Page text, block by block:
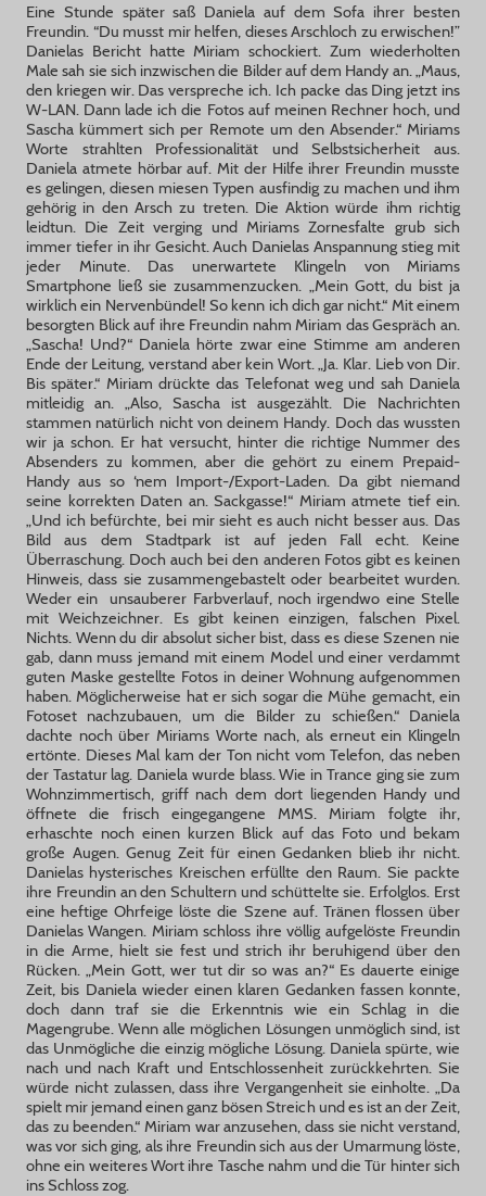
Eine Stunde später saß Daniela auf dem Sofa ihrer besten
Freundin. “Du musst mir helfen, dieses Arschloch zu erwischen!”
Danielas Bericht hatte Miriam schockiert. Zum wiederholten
Male sah sie sich inzwischen die Bilder auf dem Handy an. „Maus,
den kriegen wir. Das verspreche ich. Ich packe das Ding jetzt ins
W-LAN. Dann lade ich die Fotos auf meinen Rechner hoch, und
Sascha kümmert sich per Remote um den Absender.“ Miriams
Worte strahlten Professionalität und Selbstsicherheit aus.
Daniela atmete hörbar auf. Mit der Hilfe ihrer Freundin musste
es gelingen, diesen miesen Typen ausfindig zu machen und ihm
gehörig in den Arsch zu treten. Die Aktion würde ihm richtig
leidtun. Die Zeit verging und Miriams Zornesfalte grub sich
immer tiefer in ihr Gesicht. Auch Danielas Anspannung stieg mit
jeder Minute. Das unerwartete Klingeln von Miriams
Smartphone ließ sie zusammenzucken. „Mein Gott, du bist ja
wirklich ein Nervenbündel! So kenn ich dich gar nicht.“ Mit einem
besorgten Blick auf ihre Freundin nahm Miriam das Gespräch an.
„Sascha! Und?“ Daniela hörte zwar eine Stimme am anderen
Ende der Leitung, verstand aber kein Wort. „Ja. Klar. Lieb von Dir.
Bis später.“ Miriam drückte das Telefonat weg und sah Daniela
mitleidig an. „Also, Sascha ist ausgezählt. Die Nachrichten
stammen natürlich nicht von deinem Handy. Doch das wussten
wir ja schon. Er hat versucht, hinter die richtige Nummer des
Absenders zu kommen, aber die gehört zu einem Prepaid-
Handy aus so ‘nem Import-/Export-Laden. Da gibt niemand
seine korrekten Daten an. Sackgasse!“ Miriam atmete tief ein.
„Und ich befürchte, bei mir sieht es auch nicht besser aus. Das
Bild aus dem Stadtpark ist auf jeden Fall echt. Keine
Überraschung. Doch auch bei den anderen Fotos gibt es keinen
Hinweis, dass sie zusammengebastelt oder bearbeitet wurden.
Weder ein unsauberer Farbverlauf, noch irgendwo eine Stelle
mit Weichzeichner. Es gibt keinen einzigen, falschen Pixel.
Nichts. Wenn du dir absolut sicher bist, dass es diese Szenen nie
gab, dann muss jemand mit einem Model und einer verdammt
guten Maske gestellte Fotos in deiner Wohnung aufgenommen
haben. Möglicherweise hat er sich sogar die Mühe gemacht, ein
Fotoset nachzubauen, um die Bilder zu schießen.“ Daniela
dachte noch über Miriams Worte nach, als erneut ein Klingeln
ertönte. Dieses Mal kam der Ton nicht vom Telefon, das neben
der Tastatur lag. Daniela wurde blass. Wie in Trance ging sie zum
Wohnzimmertisch, griff nach dem dort liegenden Handy und
öffnete die frisch eingegangene MMS. Miriam folgte ihr,
erhaschte noch einen kurzen Blick auf das Foto und bekam
große Augen. Genug Zeit für einen Gedanken blieb ihr nicht.
Danielas hysterisches Kreischen erfüllte den Raum. Sie packte
ihre Freundin an den Schultern und schüttelte sie. Erfolglos. Erst
eine heftige Ohrfeige löste die Szene auf. Tränen flossen über
Danielas Wangen. Miriam schloss ihre völlig aufgelöste Freundin
in die Arme, hielt sie fest und strich ihr beruhigend über den
Rücken. „Mein Gott, wer tut dir so was an?“ Es dauerte einige
Zeit, bis Daniela wieder einen klaren Gedanken fassen konnte,
doch dann traf sie die Erkenntnis wie ein Schlag in die
Magengrube. Wenn alle möglichen Lösungen unmöglich sind, ist
das Unmögliche die einzig mögliche Lösung. Daniela spürte, wie
nach und nach Kraft und Entschlossenheit zurückkehrten. Sie
würde nicht zulassen, dass ihre Vergangenheit sie einholte. „Da
spielt mir jemand einen ganz bösen Streich und es ist an der Zeit,
das zu beenden.“ Miriam war anzusehen, dass sie nicht verstand,
was vor sich ging, als ihre Freundin sich aus der Umarmung löste,
ohne ein weiteres Wort ihre Tasche nahm und die Tür hinter sich
ins Schloss zog.